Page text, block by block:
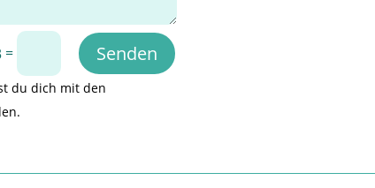
= Senden
du dich mit den